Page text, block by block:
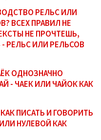
РЕЛЬС ИЛИ
ВСЕХ ПРАВИЛ НЕ
НЕ ПРОЧТЕШЬ,
РЕЛЬС ИЛИ РЕЛЬСОВ
ОДНОЗНАЧНО
- ЧАЕК ИЛИ ЧАЙОК КАК
ПИСАТЬ И ГОВОРИТЬ
НУЛЕВОЙ КАК